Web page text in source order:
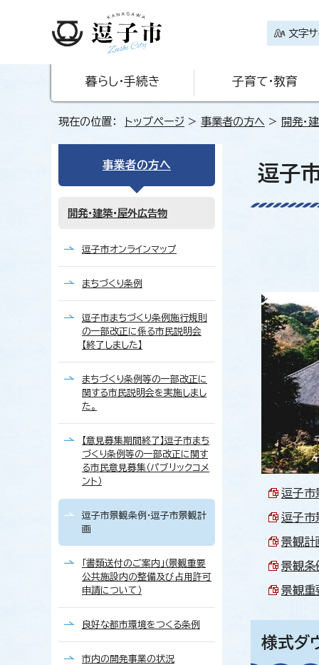
文字サ
暮らし・手続き 子育て・教育
現在の位置： トップページ > 事業者の方へ > 開発・
逗子
逗子市
逗子市
景観計
景観条
景観重
様式ダ
事業者の方へ
開発・建築・屋外広告物
逗子市オンラインマップ
まちづくり条例
逗子市まちづくり条例施行規則
の一部改正に係る市民説明会
【終了しました】
まちづくり条例等の一部改正に
関する市民説明会を実施しまし
た。
【意見募集期間終了】逗子市まち
づくり条例等の一部改正に関す
る市民意見募集（パブリックコメ
ント）
逗子市景観条例・逗子市景観計
画
「書類送付のご案内」（景観重要
公共施設内の整備及び占用許可
申請について）
良好な都市環境をつくる条例
市内の開発事業の状況